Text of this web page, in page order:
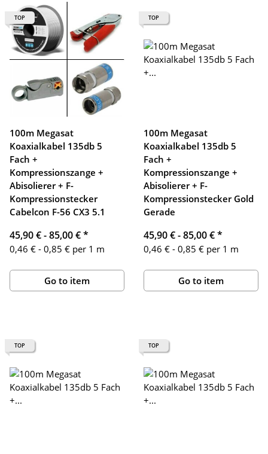
TOP
100m Megasat
Koaxialkabel 135db 5
Fach +
Kompressionszange +
Abisolierer + F-
Kompressionstecker
Cabelcon F-56 CX3 5.1
45,90 € -85,00 €*
0,46 € - 0,85 € per 1 m
Go to item
TOP
100m Megasat
Koaxialkabel 135db 5
Fach +
Kompressionszange +
Abisolierer + F-
Kompressionstecker Gold
Gerade
45,90 € -85,00 €*
0,46 € - 0,85 € per 1 m
Go to item
TOP TOP